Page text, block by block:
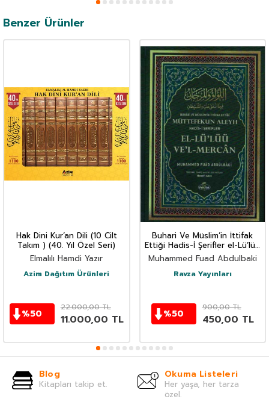
Benzer Ürünler
Hak Dini Kur’an Dili (10 Cilt
Takım ) (40. Yıl Özel Seri)
Elmalılı Hamdi Yazır
Azim Dağıtım Ürünleri
%50
22.000,00TL
11.000,00 TL
Buhari Ve Müslim’in İttifak
Ettiği Hadis-İ Şerifler el-Lü’lüü
Ve’l Mercan (İthal)
Muhammed Fuad Abdulbaki
Ravza Yayınları
%50
900,00TL
450,00 TL
Blog
Kitapları takip et.
Okuma Listeleri
Her yaşa, her tarza
özel.